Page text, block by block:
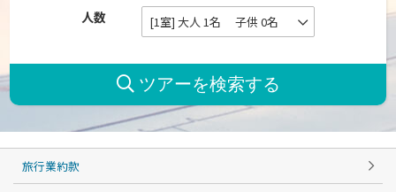
人数 [1室] 大人 1名 子供 0名
旅行業約款